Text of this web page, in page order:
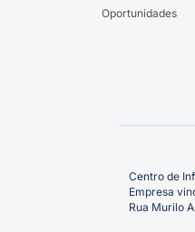
Oportunidades
Centro de
Empresa
Rua Murilo